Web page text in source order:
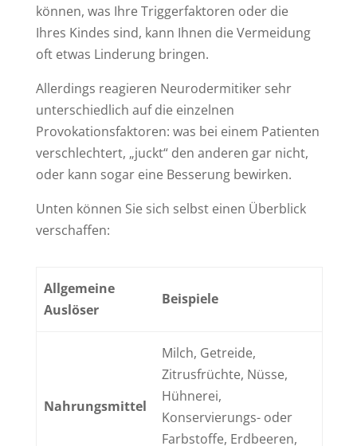
können, was Ihre Triggerfaktoren oder die
Ihres Kindes sind, kann Ihnen die Vermeidung
oft etwas Linderung bringen.
Allerdings reagieren Neurodermitiker sehr
unterschiedlich auf die einzelnen
Provokationsfaktoren: was bei einem Patienten
verschlechtert, „juckt“ den anderen gar nicht,
oder kann sogar eine Besserung bewirken.
Unten können Sie sich selbst einen Überblick
verschaffen:
Allgemeine
Auslöser
Beispiele
Nahrungsmittel
Milch, Getreide,
Zitrusfrüchte, Nüsse,
Hühnerei,
Konservierungs- oder
Farbstoffe, Erdbeeren,